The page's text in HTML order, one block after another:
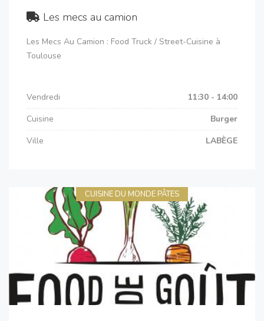
Les mecs au camion
Les Mecs Au Camion : Food Truck / Street-Cuisine à
Toulouse
Vendredi
11:30 - 14:00
Cuisine
Burger
Ville
LABÈGE
CUISINE DU MONDE PÂTES